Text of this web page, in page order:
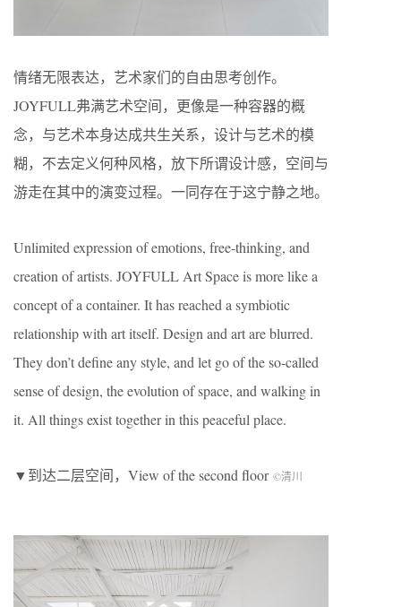
情绪无限表达，艺术家们的自由思考创作。
JOYFULL弗满艺术空间，更像是一种容器的概
念，与艺术本身达成共生关系，设计与艺术的模
糊，不去定义何种风格，放下所谓设计感，空间与
游走在其中的演变过程。一同存在于这宁静之地。
Unlimited expression of emotions, free-thinking, and
creation of artists. JOYFULL Art Space is more like a
concept of a container. It has reached a symbiotic
relationship with art itself. Design and art are blurred.
They don’t define any style, and let go of the so-called
sense of design, the evolution of space, and walking in
it. All things exist together in this peaceful place.
▼到达二层空间，View of the second floor ©清川